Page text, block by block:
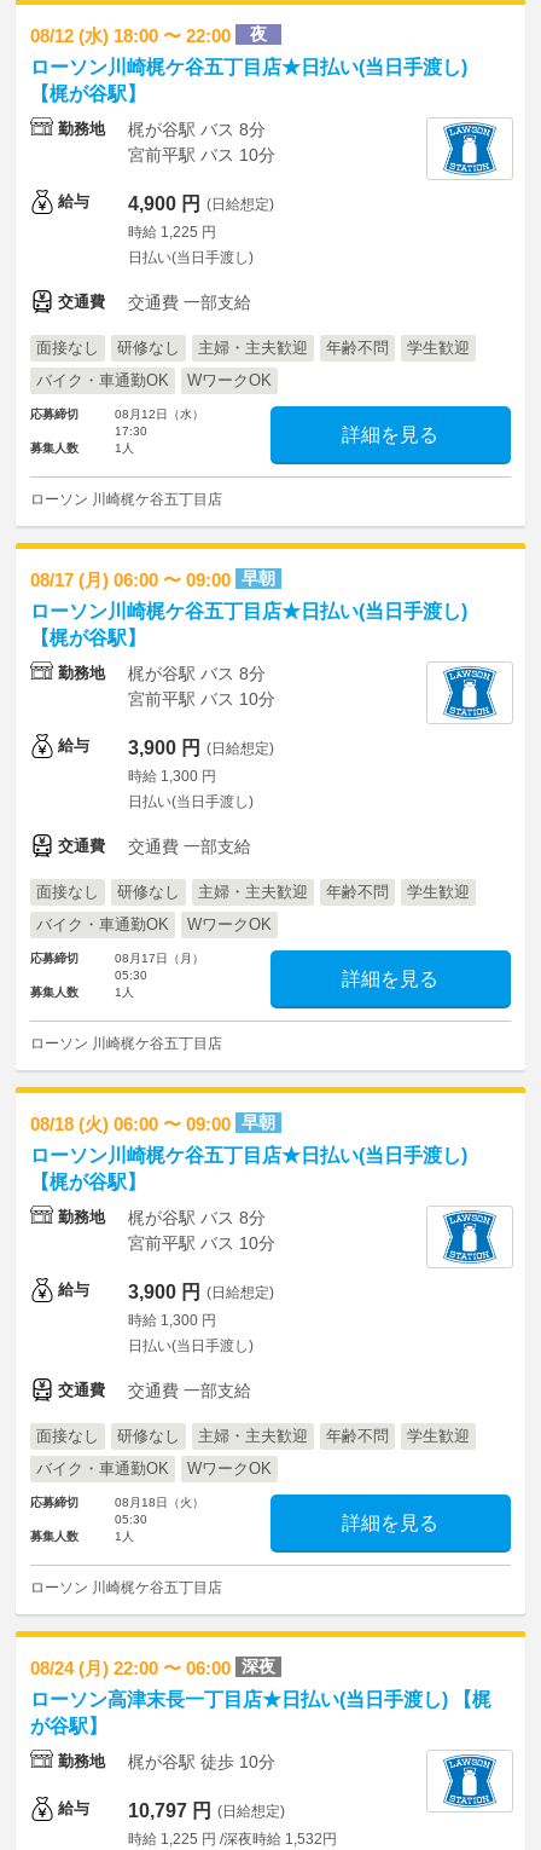
08/12 (水) 18:00 〜 22:00 夜
ローソン川崎梶ケ谷五丁目店★日払い(当日手渡し)
【梶が谷駅】
勤務地
梶が谷駅 バス 8分
宮前平駅 バス 10分
給与 4,900 円 (日給想定)
時給 1,225 円
日払い(当日手渡し)
交通費 交通費 一部支給
面接なし 研修なし 主婦・主夫歓迎 年齢不問
学生歓迎
バイク・車通勤OK
WワークOK
応募締切
08月12日（水）
17:30
募集人数
1人
詳細を見る
ローソン 川崎梶ケ谷五丁目店
08/17 (月) 06:00 〜 09:00 早朝
ローソン川崎梶ケ谷五丁目店★日払い(当日手渡し)
【梶が谷駅】
勤務地
梶が谷駅 バス 8分
宮前平駅 バス 10分
給与 3,900 円 (日給想定)
時給 1,300 円
日払い(当日手渡し)
交通費 交通費 一部支給
面接なし 研修なし 主婦・主夫歓迎 年齢不問
学生歓迎
バイク・車通勤OK
WワークOK
応募締切
08月17日（月）
05:30
募集人数
1人
詳細を見る
ローソン 川崎梶ケ谷五丁目店
08/18 (火) 06:00 〜 09:00 早朝
ローソン川崎梶ケ谷五丁目店★日払い(当日手渡し)
【梶が谷駅】
勤務地
梶が谷駅 バス 8分
宮前平駅 バス 10分
給与 3,900 円 (日給想定)
時給 1,300 円
日払い(当日手渡し)
交通費 交通費 一部支給
面接なし 研修なし 主婦・主夫歓迎 年齢不問
学生歓迎
バイク・車通勤OK
WワークOK
応募締切
08月18日（火）
05:30
募集人数
1人
詳細を見る
ローソン 川崎梶ケ谷五丁目店
08/24 (月) 22:00 〜 06:00 深夜
ローソン高津末長一丁目店★日払い(当日手渡し) 【梶
が谷駅】
勤務地 梶が谷駅 徒歩 10分
給与 10,797 円 (日給想定)
時給 1,225 円 /深夜時給 1,532円